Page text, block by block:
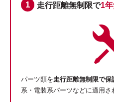
走行距離無制限で1年
パーツ類を走行距離無制限で保
系・電装系パーツなどに適用さ